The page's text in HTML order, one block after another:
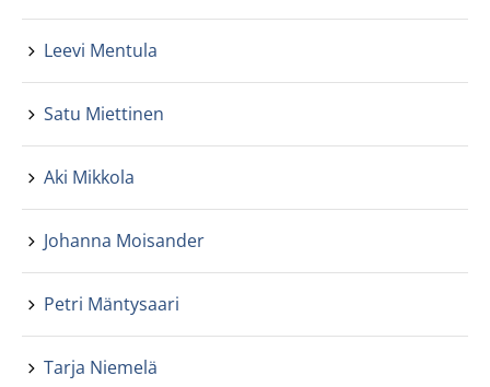
Leevi Mentula
Satu Miettinen
Aki Mikkola
Johanna Moisander
Petri Mäntysaari
Tarja Niemelä